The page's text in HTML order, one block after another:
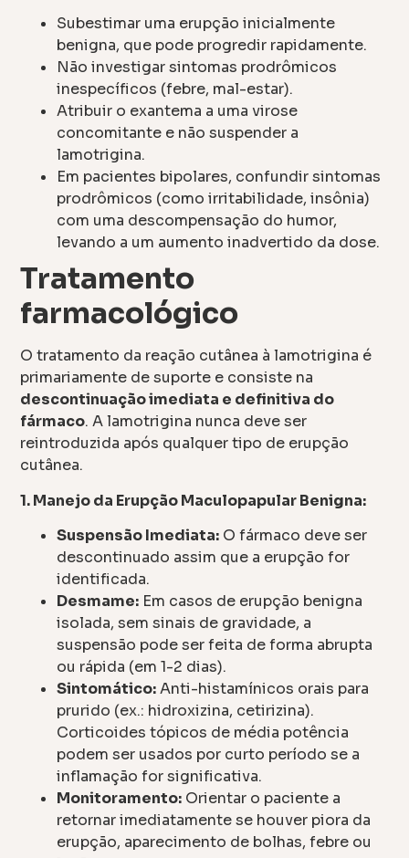
Subestimar uma erupção inicialmente
benigna, que pode progredir rapidamente.
Não investigar sintomas prodrômicos
inespecíficos (febre, mal-estar).
Atribuir o exantema a uma virose
concomitante e não suspender a
lamotrigina.
Em pacientes bipolares, confundir sintomas
prodrômicos (como irritabilidade, insônia)
com uma descompensação do humor,
levando a um aumento inadvertido da dose.
Tratamento
farmacológico
O tratamento da reação cutânea à lamotrigina é
primariamente de suporte e consiste na
descontinuação imediata e definitiva do
fármaco. A lamotrigina nunca deve ser
reintroduzida após qualquer tipo de erupção
cutânea.
1. Manejo da Erupção Maculopapular Benigna:
Suspensão Imediata: O fármaco deve ser
descontinuado assim que a erupção for
identificada.
Desmame: Em casos de erupção benigna
isolada, sem sinais de gravidade, a
suspensão pode ser feita de forma abrupta
ou rápida (em 1-2 dias).
Sintomático:Anti-histamínicos orais para
prurido (ex.: hidroxizina, cetirizina).
Corticoides tópicos de média potência
podem ser usados por curto período se a
inflamação for significativa.
Monitoramento: Orientar o paciente a
retornar imediatamente se houver piora da
erupção, aparecimento de bolhas, febre ou